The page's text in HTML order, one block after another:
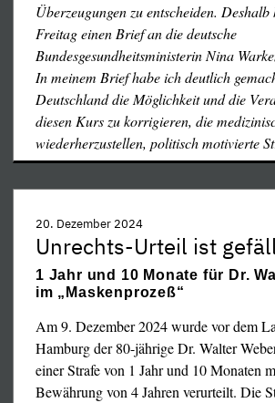
vor Dr. Fiddikes Praxis. Vorwand für
Polizeiaktion: drei „falsche“
Glücklicherweise konnte Dr. Fiddike
informieren, der ihm zur Seite
entwickelte sich vor der Praxis eine
mit ca. fünfzig Personen.
Überzeugungen zu entscheiden.
Freitag einen Brief an die deutsche
Bundesgesundheitsministerin Nina
In meinem Brief habe ich deutlich
Deutschland die Möglichkeit und die
diesen Kurs zu korrigieren, die
wiederherzustellen, politisch motivierte
…
20. Dezember 2024
Unrechts-Urteil ist
1 Jahr und 10 Monate für Dr.
im „Maskenprozeß“
Am 9. Dezember 2024 wurde vor dem
Hamburg der 80-jährige Dr. Walter
einer Strafe von 1 Jahr und 10 Monaten
Bewährung von 4 Jahren verurteilt. ­Die